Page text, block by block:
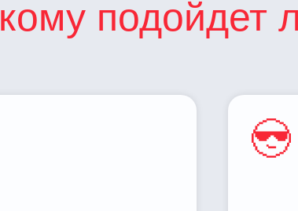
кому подойдет